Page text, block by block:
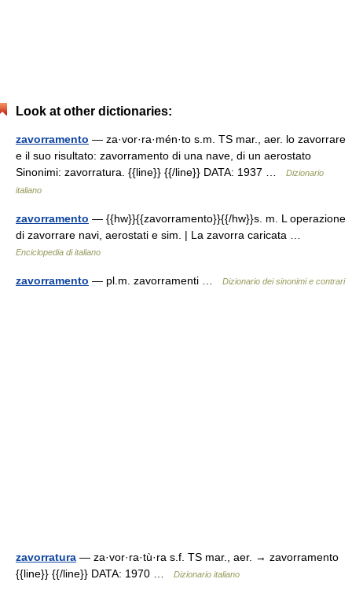
Look at other dictionaries:
zavorramento — za·vor·ra·mén·to s.m. TS mar., aer. lo zavorrare
e il suo risultato: zavorramento di una nave, di un aerostato
Sinonimi: zavorratura. {{line}} {{/line}} DATA: 1937 …
Dizionario
italiano
zavorramento — {{hw}}{{zavorramento}}{{/hw}}s. m. L operazione
di zavorrare navi, aerostati e sim. | La zavorra caricata …
Enciclopedia di italiano
zavorramento — pl.m. zavorramenti … Dizionario dei sinonimi e contrari
zavorratura — za·vor·ra·tù·ra s.f. TS mar., aer. → zavorramento
{{line}} {{/line}} DATA: 1970 …
Dizionario italiano